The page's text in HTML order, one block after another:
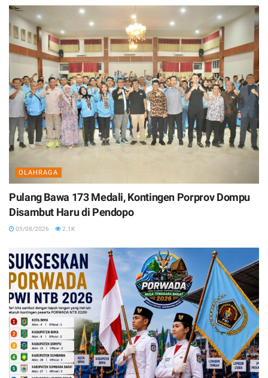
OLAHRAGA
Pulang Bawa 173 Medali, Kontingen Porprov Dompu
Disambut Haru di Pendopo
05/08/2026 2.1K